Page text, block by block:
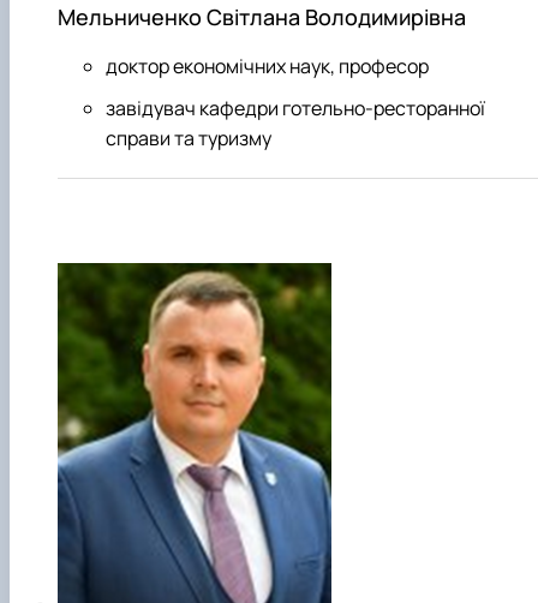
Мельниченко Світлана Володимирівна
доктор економічних наук, професор
завідувач кафедри готельно-ресторанної
справи та туризму